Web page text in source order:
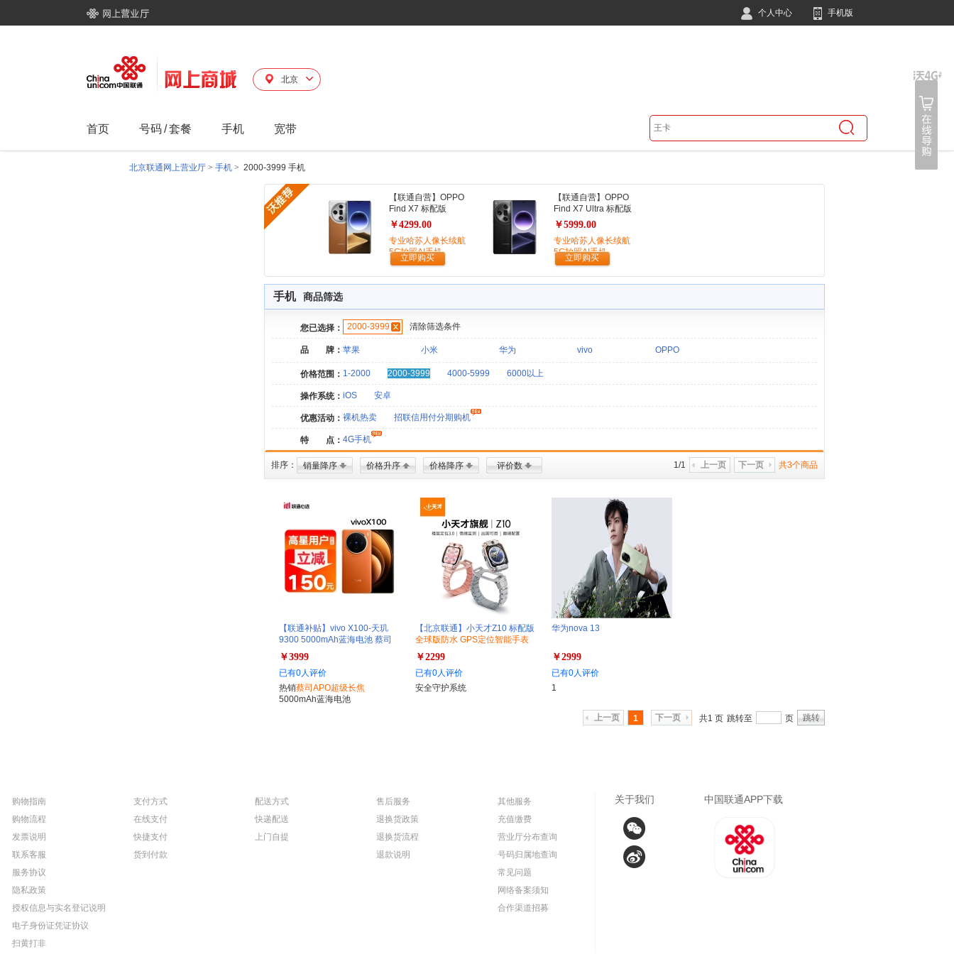
个人中心 手机版
北京
首页 号码/套餐 手机 宽带
北京联通网上营业厅 > 手机 > 2000-3999 手机
【联通自营】OPPO
Find X7 标配版
￥4299.00
专业哈苏人像长续航
5G拍照AI手机
立即购买
【联通自营】OPPO
Find X7 Ultra 标配版
￥5999.00
专业哈苏人像长续航
5G拍照AI手机
立即购买
手机 商品筛选
您已选择： 2000-3999 清除筛选条件
品 牌： 苹果 小米 华为 vivo OPPO
价格范围： 1-2000 2000-3999 4000-5999 6000以上
操作系统： iOS 安卓
优惠活动： 裸机热卖 招联信用付分期购机
特 点： 4G手机
排序： 销量降序 价格升序 价格降序 评价数 共3个商品
下一页
上一页
1/1
【联通补贴】vivo X100-天玑
9300 5000mAh蓝海电池 蔡司
超级长焦 120W双芯闪充 5G 拍
照 手机
￥3999
已有0人评价
热销蔡司APO超级长焦
5000mAh蓝海电池
【北京联通】小天才Z10 标配版
全球版防水 GPS定位智能手表
视频拍照双摄手表
￥2299
已有0人评价
安全守护系统
华为nova 13
￥2999
已有0人评价
1
上一页 1 下一页 共1 页 跳转至 页 跳转
购物指南
购物流程
发票说明
联系客服
服务协议
隐私政策
授权信息与实名登记说明
电子身份证凭证协议
扫黄打非
支付方式
在线支付
快捷支付
货到付款
配送方式
快递配送
上门自提
售后服务
退换货政策
退换货流程
退款说明
其他服务
充值缴费
营业厅分布查询
号码归属地查询
常见问题
网络备案须知
合作渠道招募
关于我们 中国联通APP下载